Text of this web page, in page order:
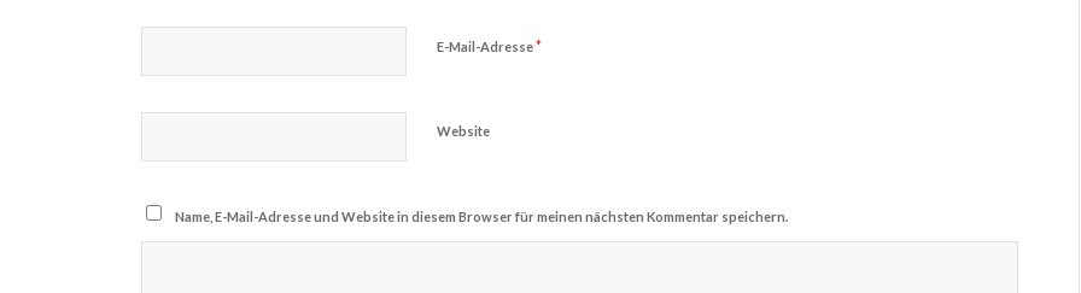
E-Mail-Adresse*
Website
Name, E-Mail-Adresse und Website in diesem Browser für meinen nächsten Kommentar speichern.